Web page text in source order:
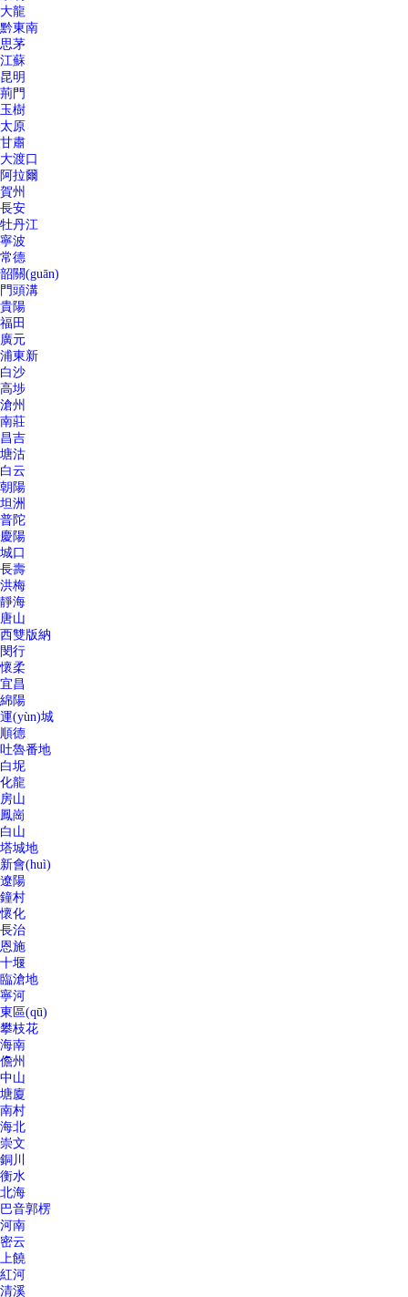
大龍
黔東南
思茅
江蘇
昆明
荊門
玉樹
太原
甘肅
大渡口
阿拉爾
賀州
長安
牡丹江
寧波
常德
韶關(guān)
門頭溝
貴陽
福田
廣元
浦東新
白沙
高埗
滄州
南莊
昌吉
塘沽
白云
朝陽
坦洲
普陀
慶陽
城口
長壽
洪梅
靜海
唐山
西雙版納
閔行
懷柔
宜昌
綿陽
運(yùn)城
順德
吐魯番地
白坭
化龍
房山
鳳崗
白山
塔城地
新會(huì)
遼陽
鐘村
懷化
長治
恩施
十堰
臨滄地
寧河
東區(qū)
攀枝花
海南
儋州
中山
塘廈
南村
海北
崇文
銅川
衡水
北海
巴音郭楞
河南
密云
上饒
紅河
清溪